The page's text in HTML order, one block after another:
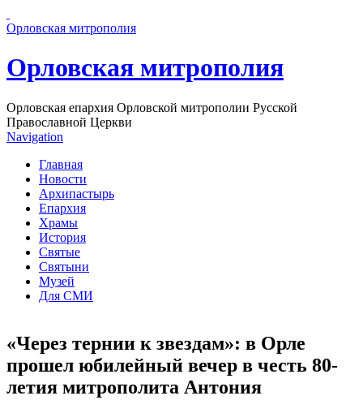
Орловская митрополия
Орловская митрополия
Орловская епархия Орловской митрополии Русской
Православной Церкви
Navigation
Главная
Новости
Архипастырь
Епархия
Храмы
История
Святые
Святыни
Музей
Для СМИ
«Через тернии к звездам»: в Орле
прошел юбилейный вечер в честь 80-
летия митрополита Антония